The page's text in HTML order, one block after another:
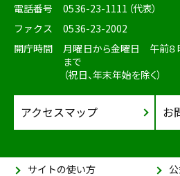
電話番号
0536-23-1111（代表）
ファクス
0536-23-2002
開庁時間
月曜日から金曜日 午前８
まで
（祝日、年末年始を除く）
アクセスマップ お
サイトの使い方